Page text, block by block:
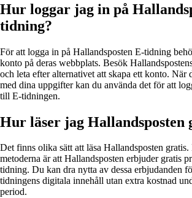
Hur loggar jag in på
tidning?
För att logga in på Hallandsposten E-tidning
konto på deras webbplats. Besök
och leta efter alternativet att skapa ett konto. När
med dina uppgifter kan du använda det för att
till E-tidningen.
Hur läser jag Hallandsposten
Det finns olika sätt att läsa Hallandsposten
metoderna är att Hallandsposten erbjuder gratis
tidning. Du kan dra nytta av dessa erbjudanden
tidningens digitala innehåll utan extra kostnad
period.